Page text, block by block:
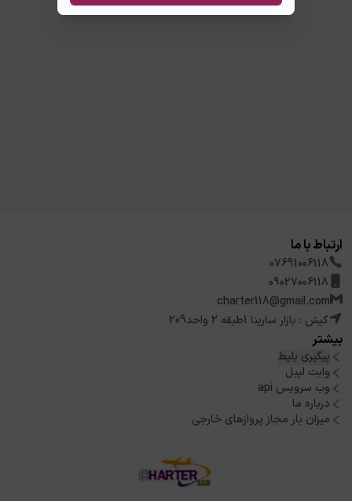
ارتباط با ما
07691006118
09027006118
charter118@gmail.com
کیش : بازار سارینا 1طبقه 2 واحد209
بیشتر
پیگیری بلیط
وایت لیبل
وب سرویس api
درباره ما
میزان بار مجاز پروازهای خارجی